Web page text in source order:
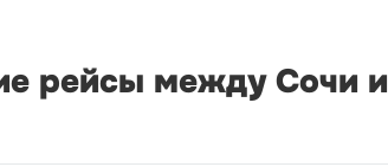
рейсы между Сочи